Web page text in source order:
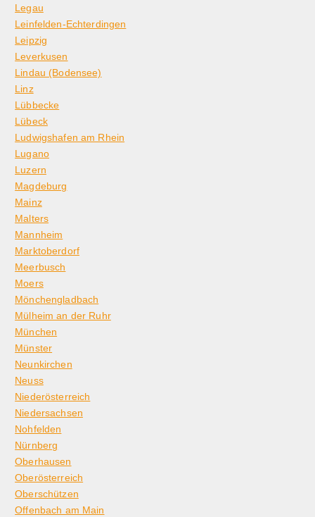
Legau
Leinfelden-Echterdingen
Leipzig
Leverkusen
Lindau (Bodensee)
Linz
Lübbecke
Lübeck
Ludwigshafen am Rhein
Lugano
Luzern
Magdeburg
Mainz
Malters
Mannheim
Marktoberdorf
Meerbusch
Moers
Mönchengladbach
Mülheim an der Ruhr
München
Münster
Neunkirchen
Neuss
Niederösterreich
Niedersachsen
Nohfelden
Nürnberg
Oberhausen
Oberösterreich
Oberschützen
Offenbach am Main